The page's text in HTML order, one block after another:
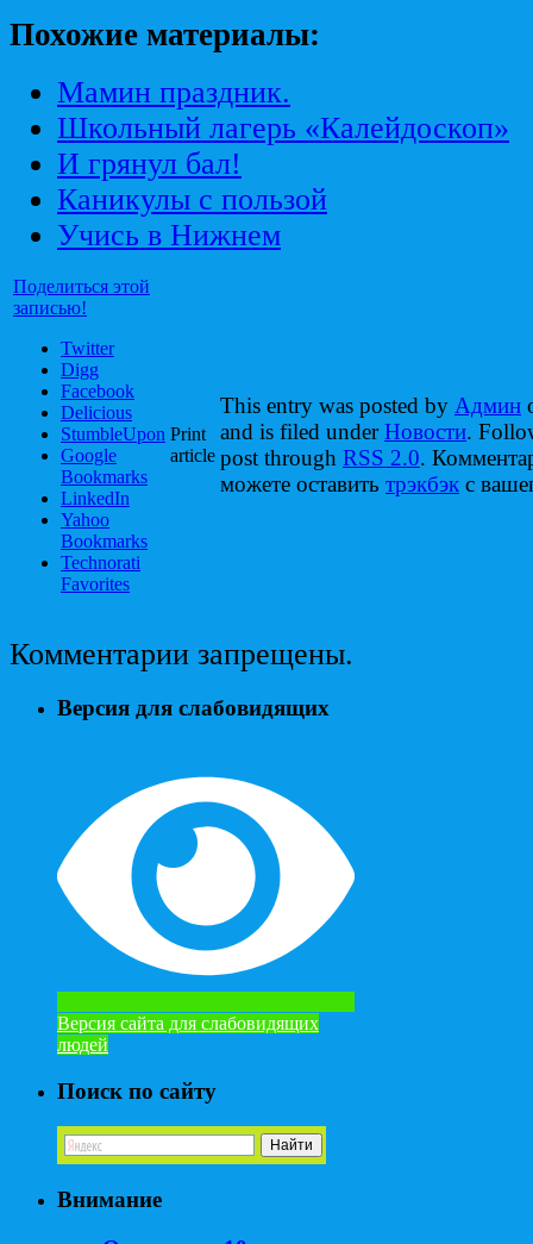
Похожие материалы:
Мамин праздник.
Школьный лагерь «Калейдоскоп»
И грянул бал!
Каникулы с пользой
Учись в Нижнем
Поделиться этой
записью!
Twitter
Digg
Facebook
Delicious
StumbleUpon
Google
Bookmarks
LinkedIn
Yahoo
Bookmarks
Technorati
Favorites
Print
article
This entry was posted by Админ
and is filed underНовости.
post through RSS 2.0.
можете оставить трэкбэк с
Комментарии запрещены.
Версия для слабовидящих
Версия сайта для слабовидящих
людей
Поиск по сайту
Внимание